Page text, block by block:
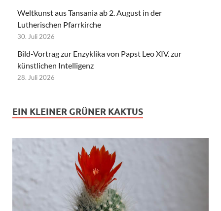
Weltkunst aus Tansania ab 2. August in der
Lutherischen Pfarrkirche
30. Juli 2026
Bild-Vortrag zur Enzyklika von Papst Leo XIV. zur
künstlichen Intelligenz
28. Juli 2026
EIN KLEINER GRÜNER KAKTUS